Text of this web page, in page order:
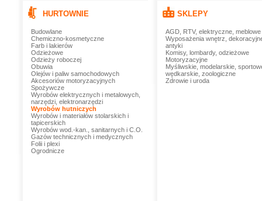
HURTOWNIE
Budowlane
Chemiczno-kosmetyczne
Farb i lakierów
Odzieżowe
Odzieży roboczej
Obuwia
Olejów i paliw samochodowych
Akcesoriów motoryzacyjnych
Spożywcze
Wyrobów elektrycznych i metalowych,
narzędzi, elektronarzędzi
Wyrobów hutniczych
Wyrobów i materiałów stolarskich i
tapicerskich
Wyrobów wod.-kan., sanitarnych i C.O.
Gazów technicznych i medycznych
Folii i plexi
Ogrodnicze
SKLEPY
AGD, RTV, elektryczne, meblowe
Wyposażenia wnętrz,
antyki
Komisy, lombardy, odzieżowe
Motoryzacyjne
Myśliwskie, modelarskie,
wędkarskie, zoologiczne
Zdrowie i uroda